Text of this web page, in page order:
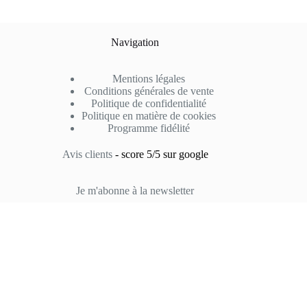
Navigation
Mentions légales
Conditions générales de vente
Politique de confidentialité
Politique en matière de cookies
Programme fidélité
Avis clients- score 5/5 sur google
Je m'abonne à la newsletter